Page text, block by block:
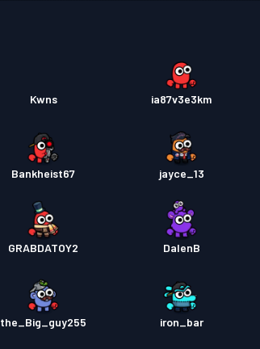
Kwns ia87v3e3km
Bankheist67 jayce_13
GRABDATOY2 DalenB
the_Big_guy255 iron_bar